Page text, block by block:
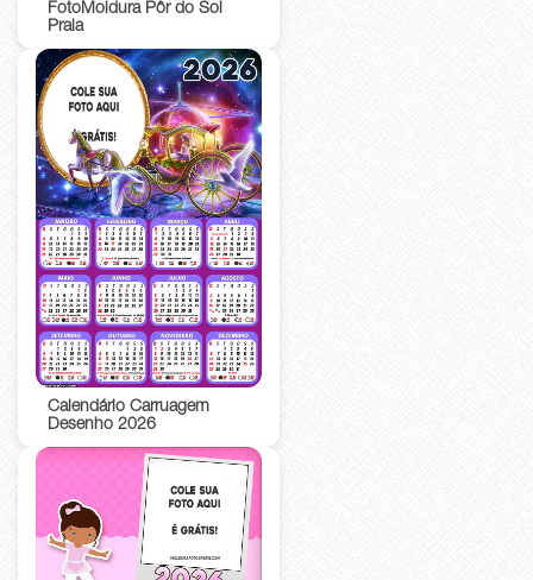
FotoMoldura Pôr do Sol
Praia
Calendário Carruagem
Desenho 2026